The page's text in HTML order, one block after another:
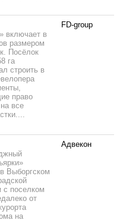
включает в
размером
Посёлок
га
строить в
право
все
FD-group
Выборгском
с поселком
от
на
Адвекон